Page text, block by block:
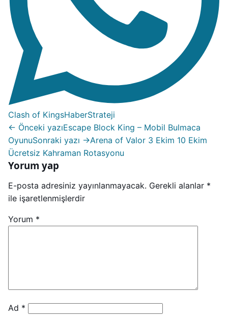
Clash of KingsHaberStrateji
← Önceki yazıEscape Block King – Mobil Bulmaca
OyunuSonraki yazı →Arena of Valor 3 Ekim 10 Ekim
Ücretsiz Kahraman Rotasyonu
Yorum yap
E-posta adresiniz yayınlanmayacak. Gerekli alanlar *
ile işaretlenmişlerdir
Yorum *
Ad *